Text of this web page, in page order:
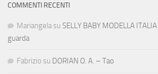
COMMENTI RECENTI
Mariangela su SELLY BABY MODELLA
guarda
Fabrizio su DORIAN O. A. – Tao